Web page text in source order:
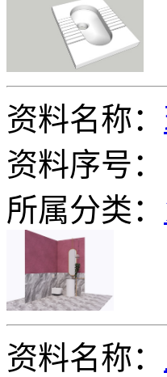
资料名称：
资料序号：
所属分类：
资料名称：